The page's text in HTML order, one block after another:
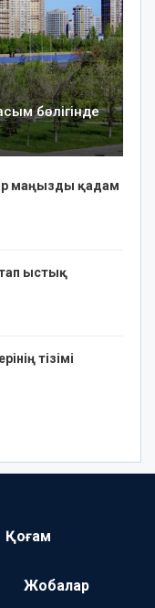
бөлігінде
маңызды қадам
ыстық
тізімі
Қоғам
Жобалар